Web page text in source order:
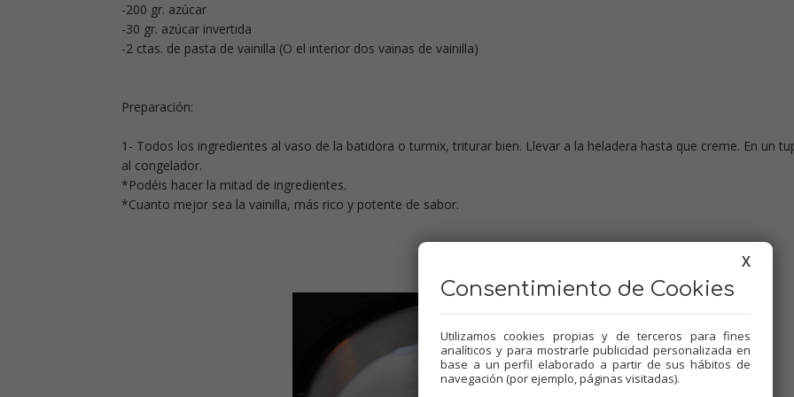
-200 gr. azúcar
-30 gr. azúcar invertida
-2 ctas. de pasta de vainilla (O el interior dos vainas de vainilla)
Preparación:
1- Todos los ingredientes al vaso de la batidora o turmix, triturar bien. Llevar a la heladera hasta que creme. En un
al congelador.
*Podéis hacer la mitad de ingredientes.
*Cuanto mejor sea la vainilla, más rico y potente de sabor.
X
Consentimiento de Cookies
Utilizamos cookies propias y de terceros para fines
analíticos y para mostrarle publicidad personalizada en
base a un perfil elaborado a partir de sus hábitos de
navegación (por ejemplo, páginas visitadas).